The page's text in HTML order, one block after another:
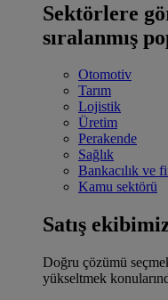
Sektörlere
sıralanmış
Otomotiv
Tarım
Lojistik
Üretim
Perakende
Sağlık
Bankacılık ve
Kamu sektörü
Satış
Doğru çözümü
yükseltmek